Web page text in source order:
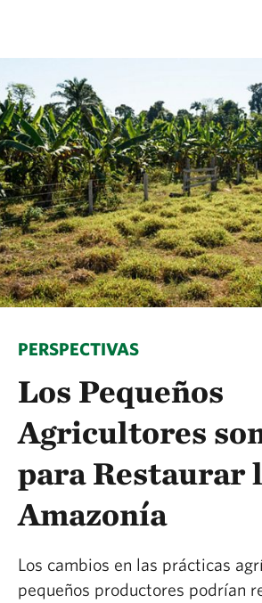
PERSPECTIVAS
Los Pequeños
Agricultores
para Restaurar
Amazonía
Los cambios en las prácticas
pequeños productores podrían